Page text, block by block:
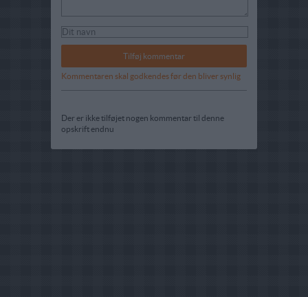
Kommentaren skal godkendes før den bliver synlig
Der er ikke tilføjet nogen kommentar til denne
opskrift endnu